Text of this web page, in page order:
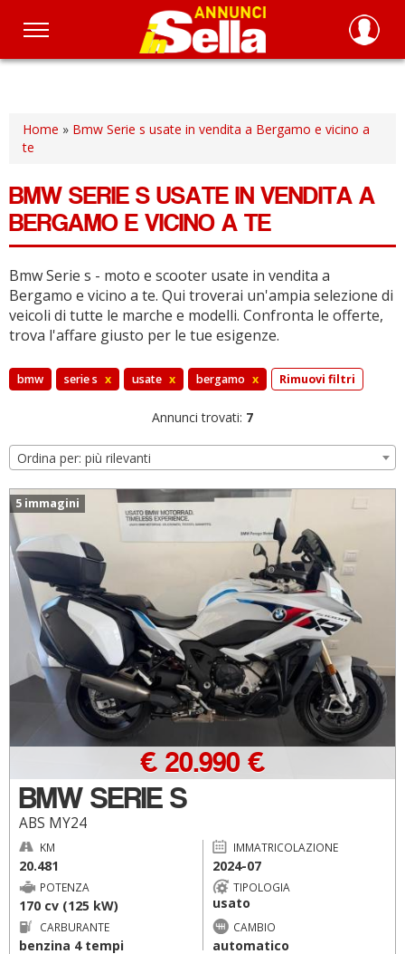
Salta
principale
Home » Bmw Serie s usate in vendita a Bergamo e vicino a
te
BMW SERIE S USATE IN VENDITA A
BERGAMO E VICINO A TE
Bmw Serie s - moto e scooter usate in vendita a
Bergamo e vicino a te. Qui troverai un'ampia selezione di
veicoli di tutte le marche e modelli. Confronta le offerte,
trova l'affare giusto per le tue esigenze.
bmw serie s x usate x bergamo x Rimuovi filtri
Annunci trovati: 7
Ordina per: più rilevanti
5 immagini
BMW SERIE S
ABS MY24
€ 20.990 €
KM
20.481
IMMATRICOLAZIONE
2024-07
POTENZA
170 cv (125 kW)
TIPOLOGIA
usato
CARBURANTE
benzina 4 tempi
CAMBIO
automatico